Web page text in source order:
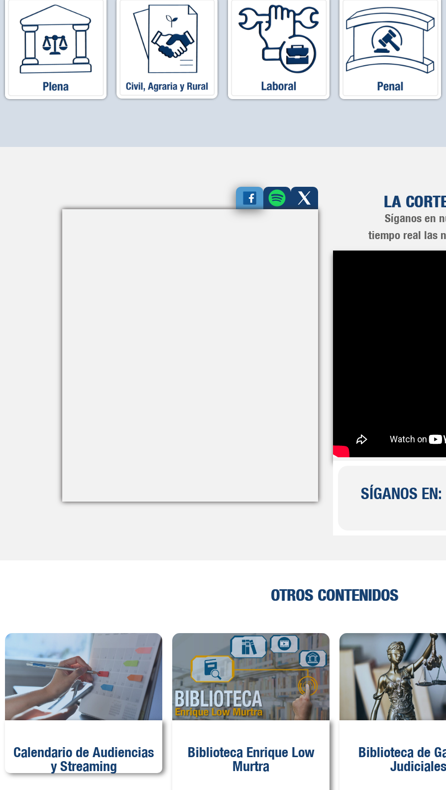
LA
Síganos en
tiempo real las
SÍGANOS EN:
OTROS CONTENIDOS
Calendario de Audiencias
y Streaming
Biblioteca Enrique Low
Murtra
Biblioteca de
Judiciales